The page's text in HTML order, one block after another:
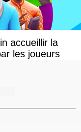
accueillir la
les joueurs